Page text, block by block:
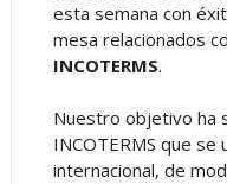
esta semana con
mesa relacionados
INCOTERMS.
Nuestro objetivo ha
INCOTERMS que se
internacional, de